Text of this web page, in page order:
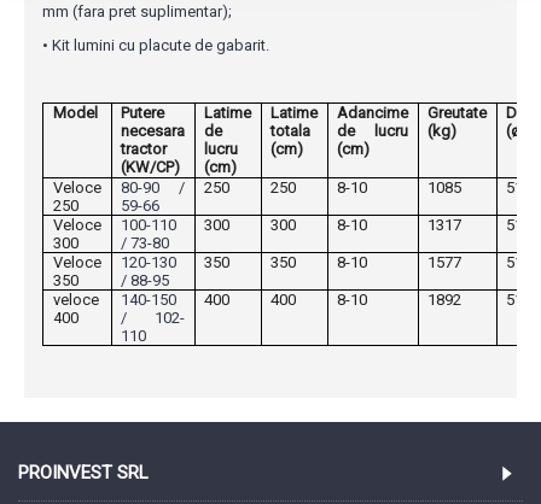
mm (fara pret suplimentar);
• Kit lumini cu placute de gabarit.
Model
Putere
necesara
tractor
(KW/CP)
Latime
de
lucru
(cm)
Latime
totala
(cm)
Adancime
de lucru
(cm)
Greutate
(kg)
(ø-
Veloce
250
80-90 /
59-66
250 250 8-10 1085 510-
Veloce
300
100-110
/ 73-80
300 300 8-10 1317 510-
Veloce
350
120-130
/ 88-95
350 350 8-10 1577 510-
veloce
400
140-150
/ 102-
110
400 400 8-10 1892 510-
PROINVEST SRL